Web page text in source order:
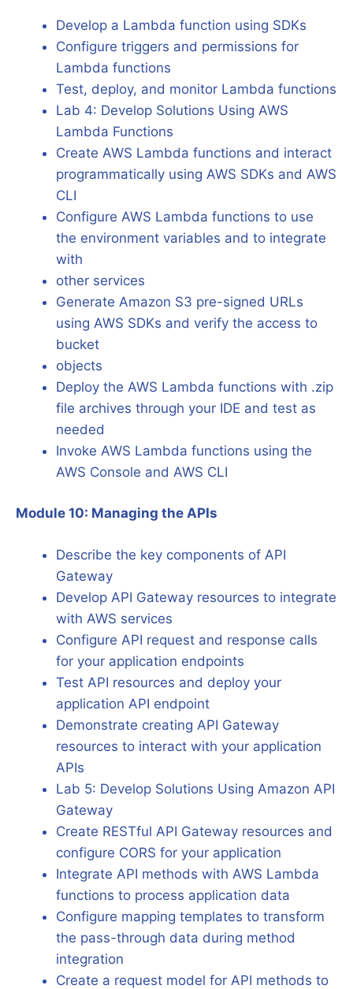
Develop a Lambda function using SDKs
Configure triggers and permissions for
Lambda functions
Test, deploy, and monitor Lambda functions
Lab 4: Develop Solutions Using AWS
Lambda Functions
Create AWS Lambda functions and interact
programmatically using AWS SDKs and AWS
CLI
Configure AWS Lambda functions to use
the environment variables and to integrate
with
other services
Generate Amazon S3 pre-signed URLs
using AWS SDKs and verify the access to
bucket
objects
Deploy the AWS Lambda functions with .zip
file archives through your IDE and test as
needed
Invoke AWS Lambda functions using the
AWS Console and AWS CLI
Module 10: Managing the APIs
Describe the key components of API
Gateway
Develop API Gateway resources to integrate
with AWS services
Configure API request and response calls
for your application endpoints
Test API resources and deploy your
application API endpoint
Demonstrate creating API Gateway
resources to interact with your application
APIs
Lab 5: Develop Solutions Using Amazon API
Gateway
Create RESTful API Gateway resources and
configure CORS for your application
Integrate API methods with AWS Lambda
functions to process application data
Configure mapping templates to transform
the pass-through data during method
integration
Create a request model for API methods to